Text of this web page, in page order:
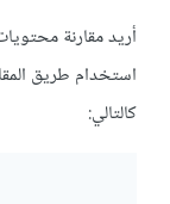
استخدام طريق
كالتالي: